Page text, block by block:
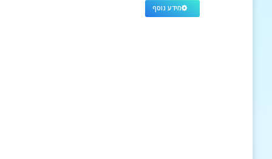
מידע נוסף